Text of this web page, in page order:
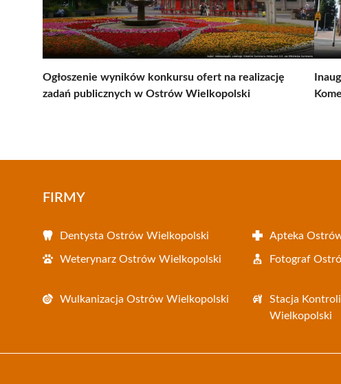
Ogłoszenie wyników konkursu ofert na realizację
zadań publicznych w Ostrów Wielkopolski
FIRMY
Dentysta Ostrów Wielkopolski Apteka
Weterynarz Ostrów Wielkopolski Fotograf
Wulkanizacja Ostrów Wielkopolski
Stacja
Wielkopolski